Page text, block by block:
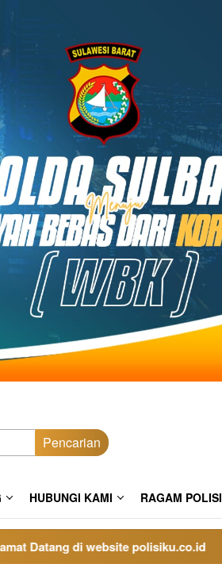
Pencarian
HUBUNGI KAMI RAGAM POLISI
di website polisiku.co.id